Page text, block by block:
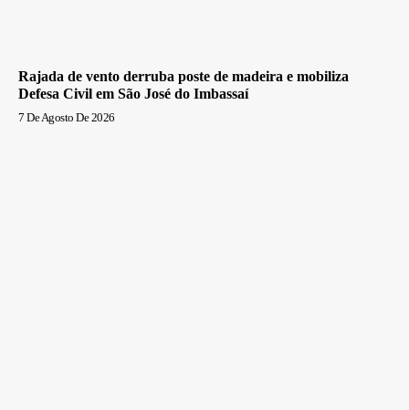
Rajada de vento derruba poste de madeira e mobiliza
Defesa Civil em São José do Imbassaí
7 De Agosto De 2026